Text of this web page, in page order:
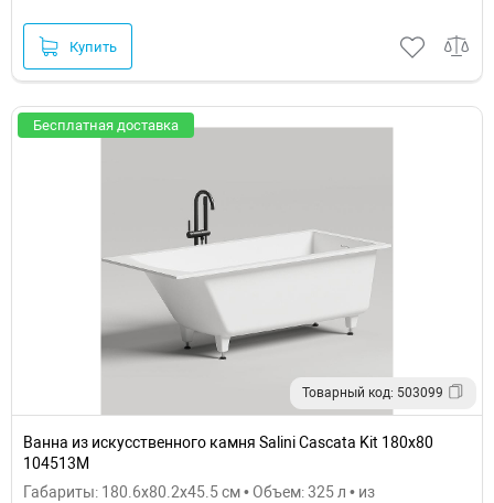
Купить
Бесплатная доставка
Товарный код: 503099
Ванна из искусственного камня Salini Cascata Kit 180х80
104513M
Габариты: 180.6x80.2x45.5 см • Объем: 325 л • из